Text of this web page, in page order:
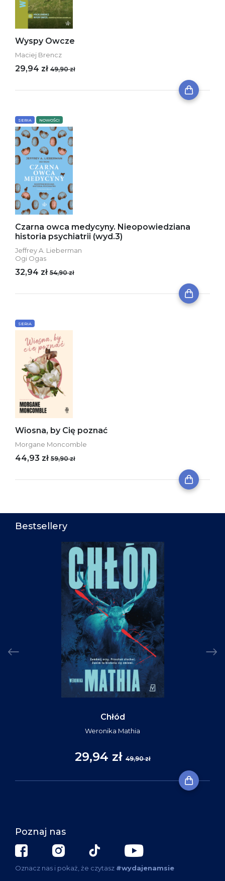
Wyspy Owcze
Maciej Brencz
29,94 zł 49,90 zł
SERIA NOWOŚCI
Czarna owca medycyny. Nieopowiedziana
historia psychiatrii (wyd.3)
Jeffrey A. Lieberman
Ogi Ogas
32,94 zł 54,90 zł
SERIA
Wiosna, by Cię poznać
Morgane Moncomble
44,93 zł 59,90 zł
Bestsellery
Chłód
Weronika Mathia
29,94 zł 49,90 zł
Poznaj nas
Oznacz nas i pokaż, że czytasz #wydajenamsie